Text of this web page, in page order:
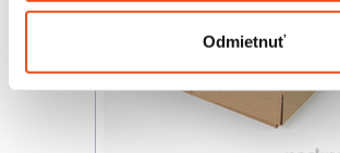
Viac informácií o tom, ako sa
údaje, nájdete v časti svašimi
o používaní súborov cookie.
Odmietnuť